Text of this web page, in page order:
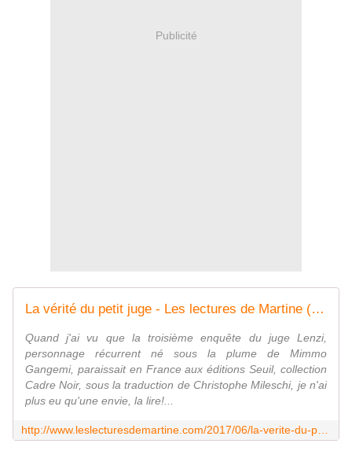
Publicité
La vérité du petit juge - Les lectures de Martine (et plus)
Quand j'ai vu que la troisième enquête du juge Lenzi,
personnage récurrent né sous la plume de Mimmo
Gangemi, paraissait en France aux éditions Seuil, collection
Cadre Noir, sous la traduction de Christophe Mileschi, je n'ai
plus eu qu'une envie, la lire!...